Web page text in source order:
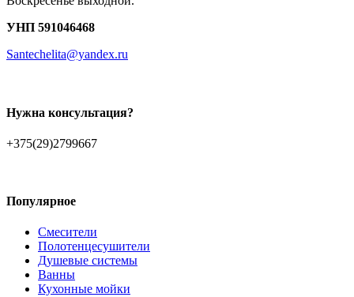
УНП 591046468
Santechelita@yandex.ru
Нужна консультация?
+375(29)2799667
Популярное
Смесители
Полотенцесушители
Душевые системы
Ванны
Кухонные мойки